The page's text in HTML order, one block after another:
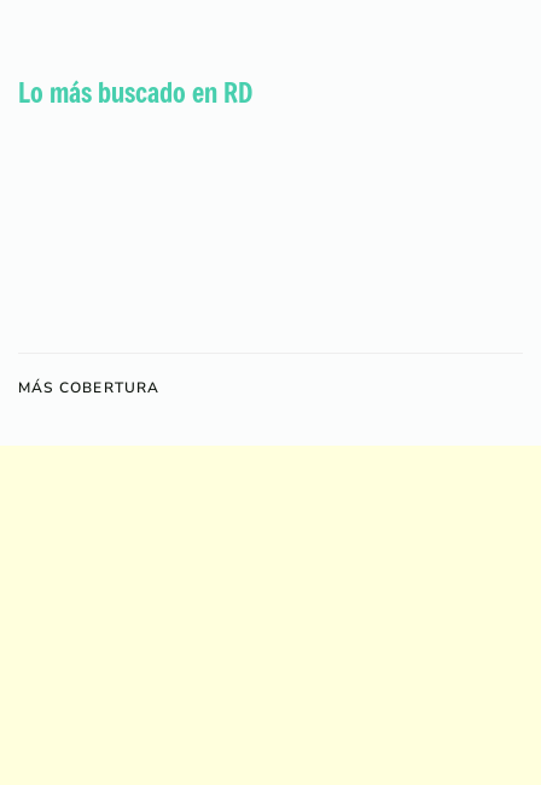
Lo más buscado en RD
MÁS COBERTURA